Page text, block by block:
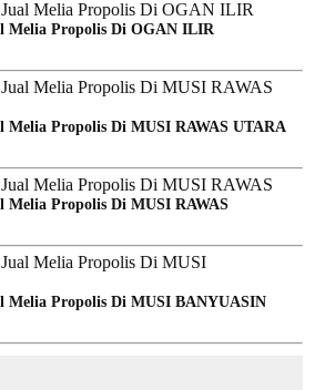
Melia Propolis Di OGAN ILIR
Melia Propolis Di MUSI RAWAS UTARA
Melia Propolis Di MUSI RAWAS
Melia Propolis Di MUSI BANYUASIN